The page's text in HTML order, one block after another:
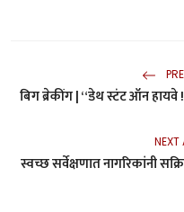
बिग ब्रेकींग | “डेथ स्टंट ऑन हायवे
NEXT
स्वच्छ सर्वेक्षणात नागरिकांनी